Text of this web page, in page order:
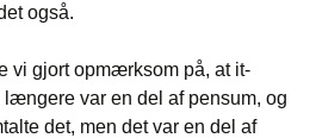
også.
vi gjort opmærksom på, at it-
var en del af pensum, og
det, men det var en del af